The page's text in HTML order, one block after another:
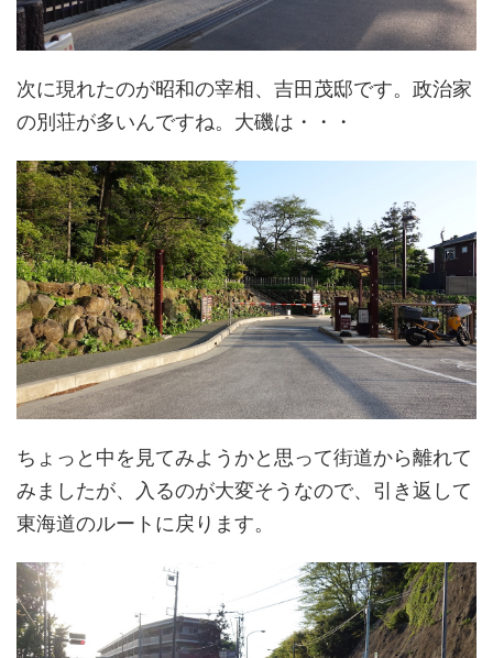
次に現れたのが昭和の宰相、吉田茂邸です。政治家
の別荘が多いんですね。大磯は・・・
ちょっと中を見てみようかと思って街道から離れて
みましたが、入るのが大変そうなので、引き返して
東海道のルートに戻ります。